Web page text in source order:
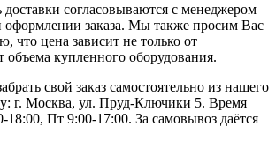
согласовываются с менеджером
оформлении заказа. Мы также просим Вас
что цена зависит не только от
объема купленного оборудования.
свой заказ самостоятельно из нашего
г. Москва, ул. Пруд-Ключики 5. Время
Пт 9:00-17:00. За самовывоз даётся